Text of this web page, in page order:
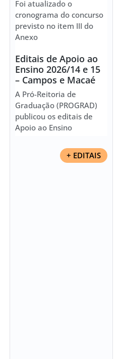
Foi atualizado o
cronograma do concurso
previsto no item III do
Anexo
Editais de Apoio ao
Ensino 2026/14 e 15
– Campos e Macaé
A Pró-Reitoria de
Graduação (PROGRAD)
publicou os editais de
Apoio ao Ensino
+ EDITAIS